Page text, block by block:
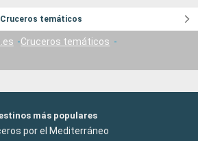
Cruceros temáticos
Cruceros temáticos
más populares
por el Mediterráneo